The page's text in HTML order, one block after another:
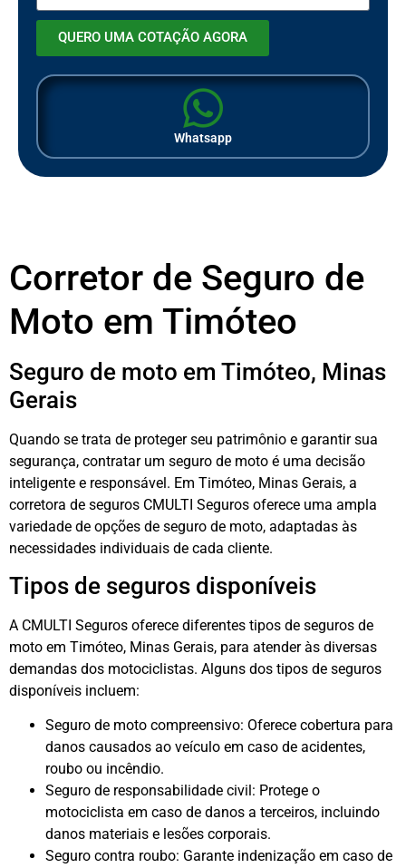
QUERO UMA COTAÇÃO AGORA
Whatsapp
Corretor de Seguro de
Moto em Timóteo
Seguro de moto em Timóteo, Minas
Gerais
Quando se trata de proteger seu patrimônio e garantir sua
segurança, contratar um seguro de moto é uma decisão
inteligente e responsável. Em Timóteo, Minas Gerais, a
corretora de seguros CMULTI Seguros oferece uma ampla
variedade de opções de seguro de moto, adaptadas às
necessidades individuais de cada cliente.
Tipos de seguros disponíveis
A CMULTI Seguros oferece diferentes tipos de seguros de
moto em Timóteo, Minas Gerais, para atender às diversas
demandas dos motociclistas. Alguns dos tipos de seguros
disponíveis incluem:
Seguro de moto compreensivo: Oferece cobertura para
danos causados ​​ao veículo em caso de acidentes,
roubo ou incêndio.
Seguro de responsabilidade civil: Protege o
motociclista em caso de danos a terceiros, incluindo
danos materiais e lesões corporais.
Seguro contra roubo: Garante indenização em caso de